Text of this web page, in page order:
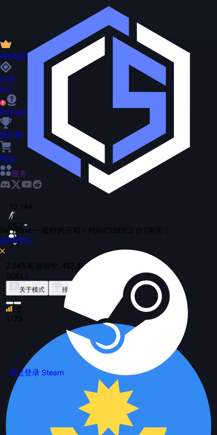
10 144
CS2
3
通过登录 Steam
PREMIUM
任务
0/5
Pick'em
排行榜
商店
服务
SkinRave — 最好的开箱！代码CYBER送你1美元！
使用代码
2 045 在游戏中, 452 服务器
DUELS
关于模式 排行榜
92
1/25